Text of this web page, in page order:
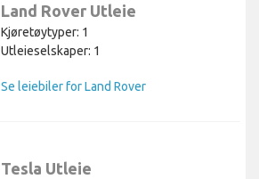
Land Rover Utleie
Kjøretøytyper: 1
Utleieselskaper: 1
Se leiebiler for Land Rover
Tesla Utleie